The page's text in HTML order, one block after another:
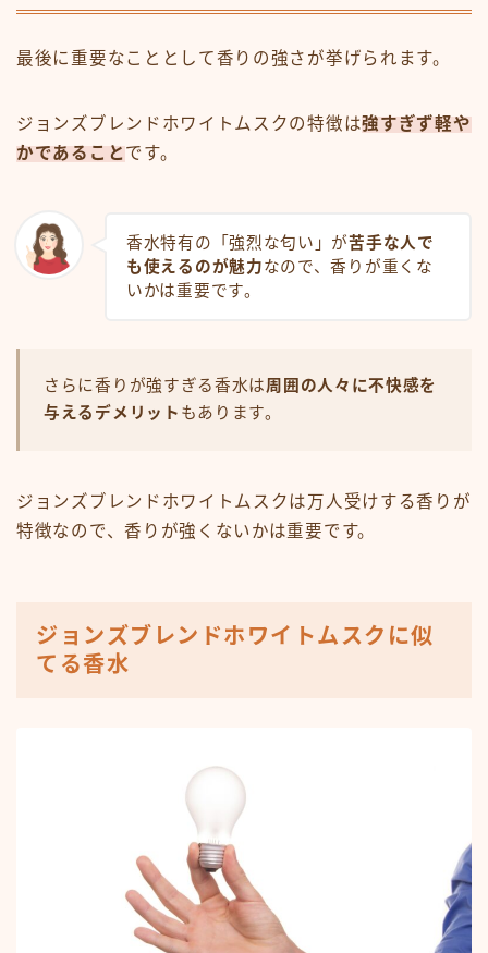
最後に重要なこととして香りの強さが挙げられます。
ジョンズブレンドホワイトムスクの特徴は強すぎず軽や
かであること です。
香水特有の「強烈な匂い」が苦手な人で
も使えるのが魅力なので、香りが重くな
いかは重要です。
さらに香りが強すぎる香水は周囲の人々に不快感を
与えるデメリット もあります。
ジョンズブレンドホワイトムスクは万人受けする香りが
特徴なので、香りが強くないかは重要です。
ジョンズブレンドホワイトムスクに似
てる香水